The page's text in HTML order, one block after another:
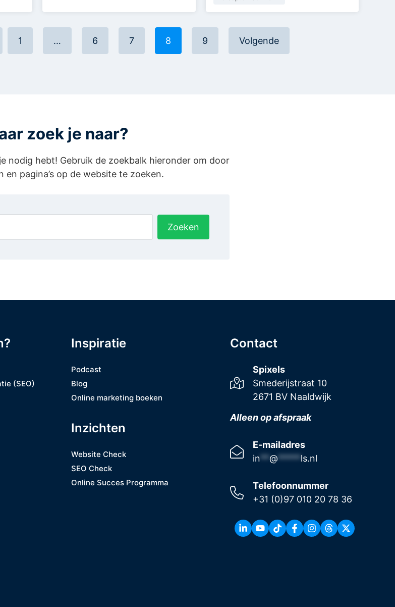
1 … 6 7 8 9 Volgende
zoek je naar?
nodig hebt! Gebruik de zoekbalk hieronder om door
en pagina’s op de website te zoeken.
Zoeken
(SEO)
Inspiratie
Podcast
Blog
Online marketing boeken
Inzichten
Website Check
SEO Check
Online Succes Programma
Contact
Spixels
Smederijstraat 10
2671 BV Naaldwijk
Alleen op afspraak
E-mailadres
in**@*****ls.nl
Telefoonnummer
+31 (0)97 010 20 78 36